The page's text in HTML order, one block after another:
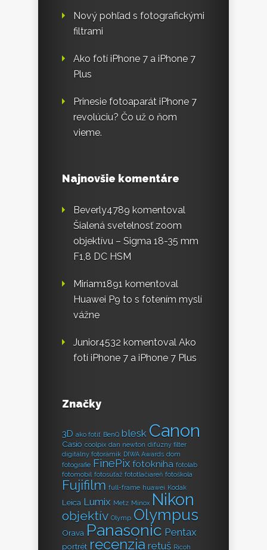
Nový pohľad s fotografickými
filtrami
Ako fotí iPhone 7 a iPhone 7
Plus
Prinesie fotoaparát iPhone 7
revolúciu? Čo už o ňom
vieme.
Najnovšie komentáre
Beverly4789 komentoval
Šialená svetelnosť zoom
objektívu – Sigma 18-35 mm
F1,8 DC HSM
Miriam1891 komentoval
Huawei P9 to s fotením myslí
vážne
Junior4532 komentoval Ako
fotí iPhone 7 a iPhone 7 Plus
Značky
3D ako fotiť BenQ blesk Canon
Casio coolpix dan newton difúzny filter
digitálny fotorámik DIWA Awards dom
fotografie FinePix fotokniha fotolab
fotomobil fotosúťaž fototlačiareň fotoškola
Fujifilm full-frame huawei Kodak
Leica Lumix Metz Minox Nikon
objektív Olymp Olympus
Orava Panasonic Pentax
portrét recenzia retuš Ricoh